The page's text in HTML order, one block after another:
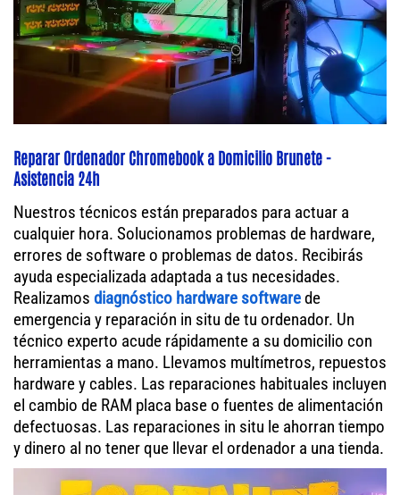
Reparar Ordenador Chromebook a Domicilio Brunete -
Asistencia 24h
Nuestros técnicos están preparados para actuar a
cualquier hora. Solucionamos problemas de hardware,
errores de software o problemas de datos. Recibirás
ayuda especializada adaptada a tus necesidades.
Realizamos diagnóstico hardware softwarede
emergencia y reparación in situ de tu ordenador. Un
técnico experto acude rápidamente a su domicilio con
herramientas a mano. Llevamos multímetros, repuestos
hardware y cables. Las reparaciones habituales incluyen
el cambio de RAM placa base o fuentes de alimentación
defectuosas. Las reparaciones in situ le ahorran tiempo
y dinero al no tener que llevar el ordenador a una tienda.